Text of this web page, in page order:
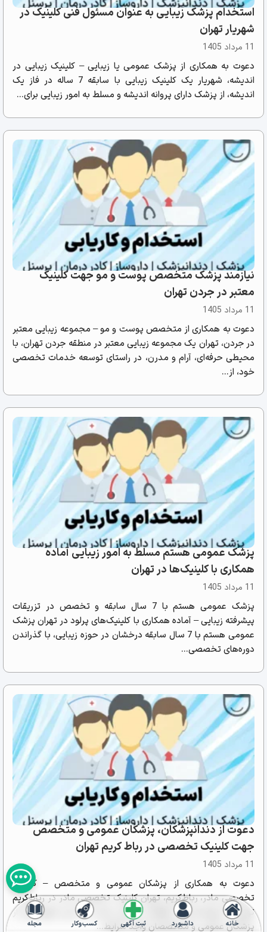
استخدام پزشک زیبایی به عنوان مسئول فنی کلینیک در
شهریار تهران
11 مرداد 1405
دعوت به همکاری از پزشک عمومی یا زیبایی – کلینیک زیبایی در
اندیشه، شهریار یک کلینیک زیبایی با سابقه 7 ساله در فاز یک
اندیشه، از پزشک دارای پروانه اندیشه و مسلط به امور زیبایی برای...
نیازمند پزشک متخصص پوست و مو جهت کلینیک
معتبر در جردن تهران
11 مرداد 1405
دعوت به همکاری از متخصص پوست و مو – مجموعه زیبایی معتبر
در جردن، تهران یک مجموعه زیبایی معتبر در منطقه جردن تهران، با
محیطی حرفه‌ای، آرام و مدرن، در راستای توسعه خدمات تخصصی
خود، از...
پزشک عمومی هستم مسلط به امور زیبایی آماده
همکاری با کلینیک‌ها در تهران
11 مرداد 1405
پزشک عمومی هستم با 7 سال سابقه و تخصص در تزریقات
پیشرفته زیبایی – آماده همکاری با کلینیک‌های پرلود در تهران پزشک
عمومی هستم با 7 سال سابقه درخشان در حوزه زیبایی، با گذراندن
دوره‌های تخصصی...
دعوت از دندانپزشکان، پزشکان عمومی و متخصص
جهت کلینیک تخصصی در رباط کریم تهران
11 مرداد 1405
دعوت به همکاری از پزشکان عمومی و متخصص – کلینیک
تخصصی مادر، رباط‌کریم، تهران کلینیک تخصصی مادر در رباط‌کریم
تهران، با بهره‌مندی از موقعیت مکانی مناسب در این شهرستان، از
پزشکان عمومی و متخصصان واجد شرایط...
خانه داشبورد ثبت آگهی کسب‌وکار مجله